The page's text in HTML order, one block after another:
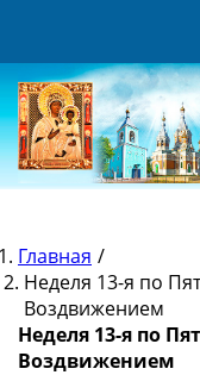
Главная /
Неделя 13-я по
Воздвижением
Неделя 13-я по
Воздвижением